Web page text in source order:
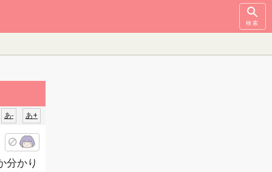
検索
あ+
あ-
分かり